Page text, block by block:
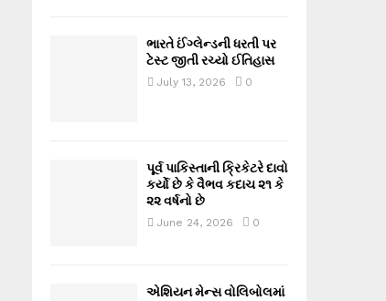
ભારતે ઈંગ્લેન્ડની ધરતી પર
ટેસ્ટ જીતી રચ્યો ઈતિહાસ
July 13, 2026 0
પૂર્વ પાકિસ્તાની ક્રિકેટરે દાવો
કર્યો છે કે વૈભવ કદાચ ૨૧ કે
૨૨ વર્ષનો છે
June 24, 2026 0
એશિયન મેન્સ વોલિબોલમાં